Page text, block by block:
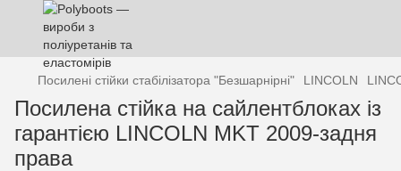
Посилені стійки стабілізатора "Безшарнірні" LINCOLN
Посилена стійка на сайлентблоках із
гарантією LINCOLN MKT 2009-задня
права